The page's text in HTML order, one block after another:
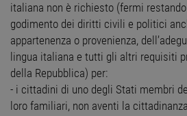
italiana non è richiesto (fermi
godimento dei diritti civili e politici
appartenenza o provenienza,
lingua italiana e tutti gli altri requisiti
della Repubblica) per:
- i cittadini di uno degli Stati membri
loro familiari, non aventi la